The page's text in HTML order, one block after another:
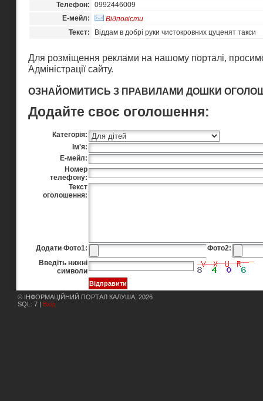
Телефон:
0992446009
Е-мейл:
Відповісти
Текст:
Віддам в добрі руки чистокровних цуценят такси
Для розміщення реклами на нашому порталі,
Адміністрації сайту.
ОЗНАЙОМИТИСЬ З ПРАВИЛАМИ ДОШКИ
Додайте своє оголошення:
Категорія:
Ім'я:
Е-мейл:
Номер
телефону:
Текст
оголошення:
Додати Фото1:
Фото2:
Введіть нижні
символи
© ІНФОРМАЦІЙНИЙ ПОРТАЛ КАЛУША, 2026
SQL: 7 | Вхід